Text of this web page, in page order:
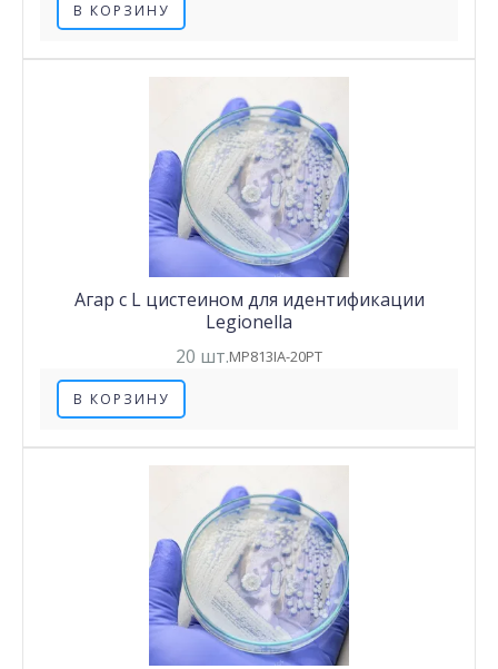
В КОРЗИНУ
Агар с L цистеином для идентификации
Legionella
20 шт.MP813IA-20PT
В КОРЗИНУ